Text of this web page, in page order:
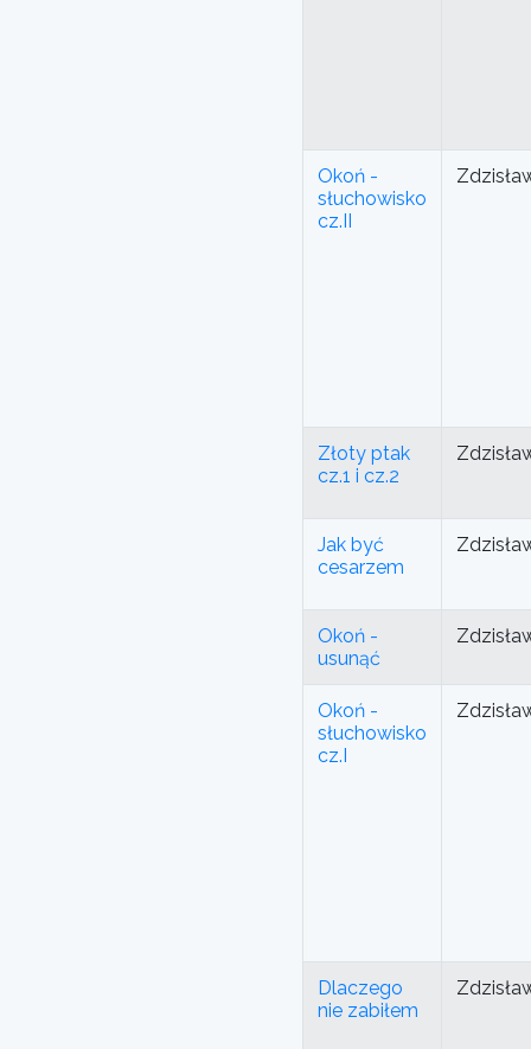
Okoń -
słuchowisko
cz.II
Złoty ptak
cz.1 i cz.2
Jak być
cesarzem
Okoń -
usunąć
Okoń -
słuchowisko
cz.I
Dlaczego
nie zabiłem